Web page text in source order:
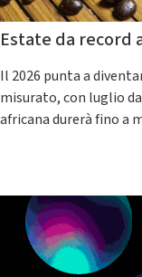
Estate da record
Il 2026 punta a
misurato, con luglio
africana durerà fino a